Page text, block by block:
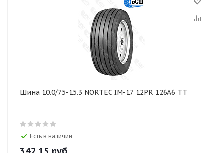
Шина 10.0/75-15.3 NORTEC IM-17 12PR 126А6 ТТ
Есть в наличии